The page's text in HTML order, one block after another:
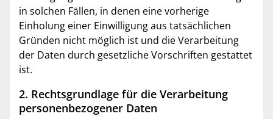
in solchen Fällen, in denen eine vorherige
Einholung einer Einwilligung aus tatsächlichen
Gründen nicht möglich ist und die Verarbeitung
der Daten durch gesetzliche Vorschriften gestattet
ist.
2. Rechtsgrundlage für die Verarbeitung
personenbezogener Daten